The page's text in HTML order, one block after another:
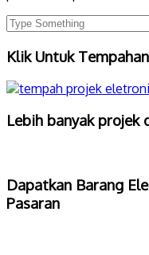
Klik Untuk
Lebih banyak projek
Dapatkan Barang
Pasaran